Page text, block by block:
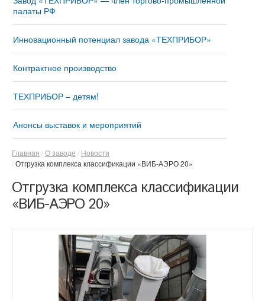
палаты РФ
Инновационный потенциал завода «ТЕХПРИБОР»
Контрактное производство
ТЕХПРИБОР – детям!
Анонсы выставок и мероприятий
Главная О заводе
Новости
Отгрузка комплекса классификации «ВИБ-АЭРО 20»
Отгрузка комплекса классификации
«ВИБ-АЭРО 20»